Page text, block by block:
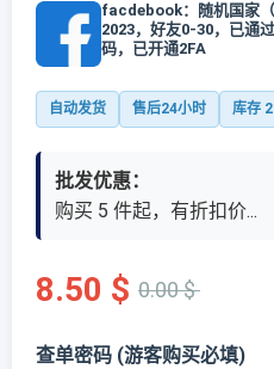
facdebook：随机国家
2023，好友0-30，已通
码，已开通2FA
自动发货 售后24小时 库存
批发优惠：
购买 5 件起，有折扣价...
8.50 $ 0.00 $
查单密码 (游客购买必填)